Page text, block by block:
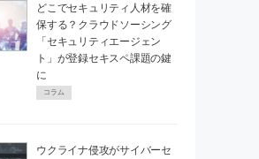
どこでセキュリティ人材を確
保する？クラウドソーシング
「セキュリティエージェン
ト」が登録セキスペ課題の鍵
に
コラム
ウクライナ侵攻がサイバーセ